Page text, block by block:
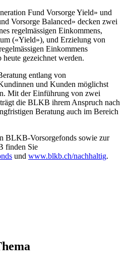
Fund Vorsorge Yield» und
Vorsorge Balanced» decken zwei
regelmässigen Einkommens,
(«Yield»), und Erzielung von
Einkommens
gezeichnet werden.
entlang von
und Kunden möglichst
Mit der Einführung von zwei
die BLKB ihrem Anspruch nach
Beratung auch im Bereich
BLKB-Vorsorgefonds sowie zur
finden Sie
und www.blkb.ch/nachhaltig.